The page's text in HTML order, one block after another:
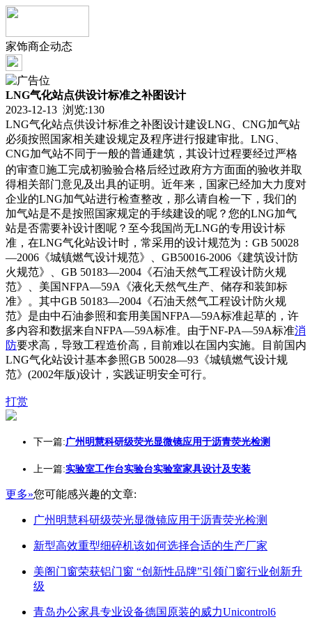
家饰商企动态
LNG气化站点供设计标准之补图设计
2023-12-13 浏览:130
LNG气化站点供设计标准之补图设计建设LNG、CNG加气站
必须按照国家相关建设规定及程序进行报建审批。LNG、
CNG加气站不同于一般的普通建筑，其设计过程要经过严格
的审查施工完成初验验合格后经过政府方方面面的验收并取
得相关部门意见及出具的证明。近年来，国家已经加大力度对
企业的LNG加气站进行检查整改，那么请自检一下，我们的
加气站是不是按照国家规定的手续建设的呢？您的LNG加气
站是否需要补设计图呢？至今我国尚无LNG的专用设计标
准，在LNG气化站设计时，常采用的设计规范为：GB 50028
—2006《城镇燃气设计规范》、GB50016-2006《建筑设计防
火规范》、GB 50183—2004《石油天然气工程设计防火规
范》、美国NFPA—59A《液化天然气生产、储存和装卸标
准》。其中GB 50183—2004《石油天然气工程设计防火规
范》是由中石油参照和套用美国NFPA—59A标准起草的，许
多内容和数据来自NFPA—59A标准。由于NF-PA—59A标准消
防要求高，导致工程造价高，目前难以在国内实施。目前国内
LNG气化站设计基本参照GB 50028—93《城镇燃气设计规
范》(2002年版)设计，实践证明安全可行。
打赏
下一篇:广州明慧科研级荧光显微镜应用于沥青荧光检测
上一篇:实验室工作台实验台实验室家具设计及安装
更多»您可能感兴趣的文章:
广州明慧科研级荧光显微镜应用于沥青荧光检测
新型高效重型细碎机该如何选择合适的生产厂家
美阁门窗荣获铝门窗 “创新性品牌”引领门窗行业创新升
级
青岛办公家具专业设备德国原装的威力Unicontrol6